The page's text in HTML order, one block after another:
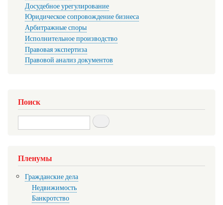
Досудебное урегулирование
Юридическое сопровождение бизнеса
Арбитражные споры
Исполнительное производство
Правовая экспертиза
Правовой анализ документов
Поиск
Search
Пленумы
Гражданские дела
Недвижимость
Банкротство